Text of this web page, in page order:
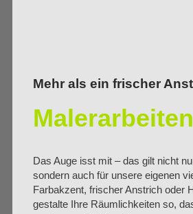
Mehr als ein frischer
Malerarbeiten
Das Auge isst mit – das gilt nicht
sondern auch für unsere eigenen
Farbakzent, frischer Anstrich oder
gestalte Ihre Räumlichkeiten so,